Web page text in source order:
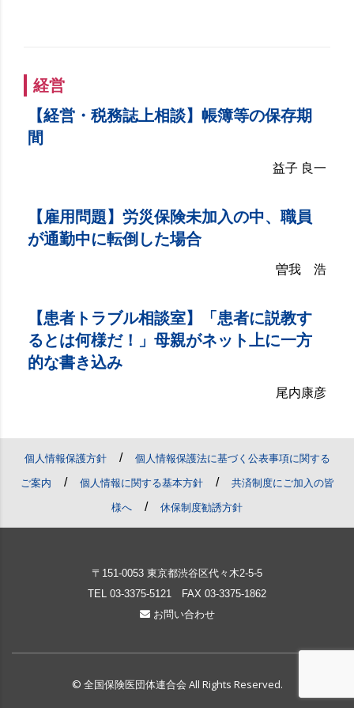
経営
【経営・税務誌上相談】帳簿等の保存期
間
益子 良一
【雇用問題】労災保険未加入の中、職員
が通勤中に転倒した場合
曽我 浩
【患者トラブル相談室】「患者に説教す
るとは何様だ！」母親がネット上に一方
的な書き込み
尾内康彦
個人情報保護方針/ 個人情報保護法に基づく公表事項に関する
ご案内 / 個人情報に関する基本方針/ 共済制度にご加入の皆
様へ / 休保制度勧誘方針
〒151-0053 東京都渋谷区代々木2-5-5
TEL 03-3375-5121
FAX 03-3375-1862
お問い合わせ
© 全国保険医団体連合会 All Rights Reserved.